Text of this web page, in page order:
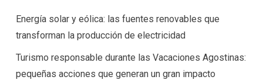
Energía solar y eólica: las fuentes renovables que
transforman la producción de electricidad
Turismo responsable durante las Vacaciones Agostinas:
pequeñas acciones que generan un gran impacto